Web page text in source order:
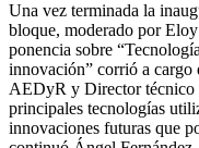
Una vez terminada la
bloque, moderado por
ponencia sobre
innovación” corrió a cargo
AEDyR y Director técnico
principales tecnologías
innovaciones futuras que